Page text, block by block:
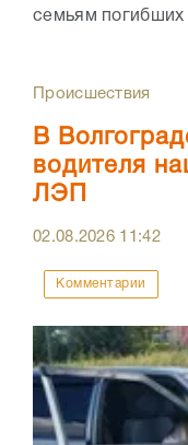
семьям погибших
Происшествия
В
водителя
ЛЭП
02.08.2026 11:42
Комментарии